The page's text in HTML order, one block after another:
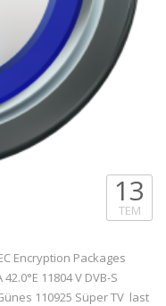
13
TEM
Encryption Packages
11804 V DVB-S
110925 Süper TV last